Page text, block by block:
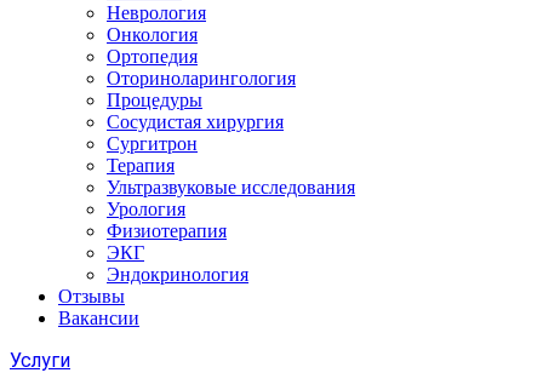
Неврология
Онкология
Ортопедия
Оториноларингология
Процедуры
Сосудистая хирургия
Сургитрон
Терапия
Ультразвуковые исследования
Урология
Физиотерапия
ЭКГ
Эндокринология
Отзывы
Вакансии
Услуги